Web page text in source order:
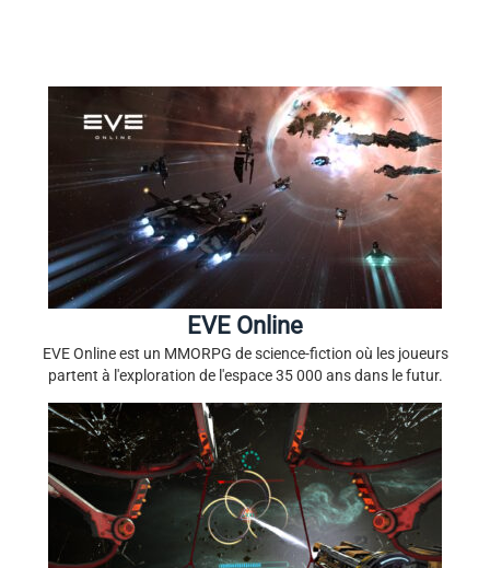
EVE Online
EVE Online est un MMORPG de science-fiction où les joueurs
partent à l'exploration de l'espace 35 000 ans dans le futur.